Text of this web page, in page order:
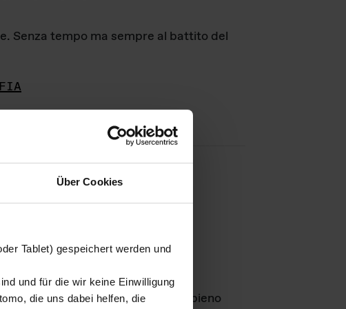
Über Cookies
Tablet) gespeichert werden und
und für die wir keine Einwilligung
die uns dabei helfen, die
Senza tempo ma sempre al battito del
LebenGmbH e rimangono in pieno